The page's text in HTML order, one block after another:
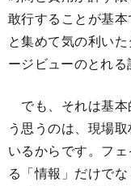
敢行することが基
と集めて気の利い
ージビューのとれる
でも、それは基本
う思うのは、現場
いるからです。フ
る「情報」だけで